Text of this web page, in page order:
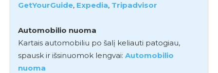
GetYourGuide, Expedia, Tripadvisor
Automobilio nuoma
Kartais automobiliu po šalį keliauti patogiau,
spausk ir išsinuomok lengvai: Automobilio
nuoma